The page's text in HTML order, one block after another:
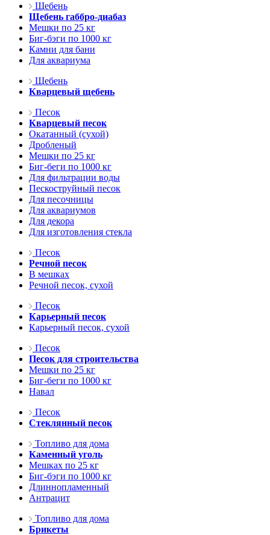
Щебень
Щебень габбро-диабаз
Мешки по 25 кг
Биг-бэги по 1000 кг
Камни для бани
Для аквариума
Щебень
Кварцевый щебень
Песок
Кварцевый песок
Окатанный (сухой)
Дробленый
Мешки по 25 кг
Биг-беги по 1000 кг
Для фильтрации воды
Пескоструйный песок
Для песочницы
Для аквариумов
Для декора
Для изготовления стекла
Песок
Речной песок
В мешках
Речной песок, сухой
Песок
Карьерный песок
Карьерный песок, сухой
Песок
Песок для строительства
Мешки по 25 кг
Биг-беги по 1000 кг
Навал
Песок
Стеклянный песок
Топливо для дома
Каменный уголь
Мешках по 25 кг
Биг-бэги по 1000 кг
Длиннопламенный
Антрацит
Топливо для дома
Брикеты